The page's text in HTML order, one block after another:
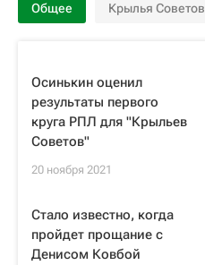
Общее Крылья Советов
Осинькин оценил
результаты первого
круга РПЛ для "Крыльев
Советов"
20 ноября 2021
Стало известно, когда
пройдет прощание с
Денисом Ковбой